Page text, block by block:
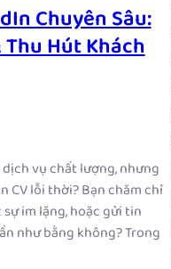
Chuyên Sâu:
Hút Khách
vụ chất lượng, nhưng
lỗi thời? Bạn chăm chỉ
im lặng, hoặc gửi tin
như bằng không? Trong